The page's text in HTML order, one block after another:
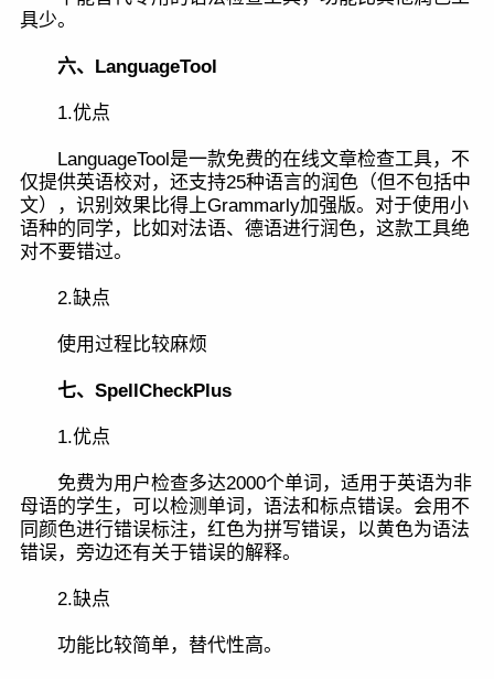
具少。
六、LanguageTool
1.优点
LanguageTool是一款免费的在线文章检查工具，不
仅提供英语校对，还支持25种语言的润色（但不包括中
文），识别效果比得上Grammarly加强版。对于使用小
语种的同学，比如对法语、德语进行润色，这款工具绝
对不要错过。
2.缺点
使用过程比较麻烦
七、SpellCheckPlus
1.优点
免费为用户检查多达2000个单词，适用于英语为非
母语的学生，可以检测单词，语法和标点错误。会用不
同颜色进行错误标注，红色为拼写错误，以黄色为语法
错误，旁边还有关于错误的解释。
2.缺点
功能比较简单，替代性高。